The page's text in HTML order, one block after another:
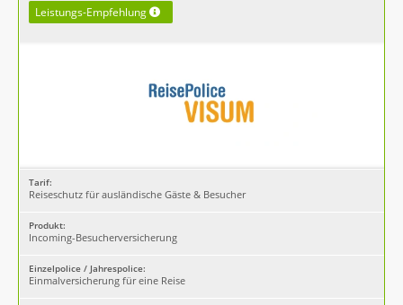
Leistungs-Empfehlung
Tarif:
Reiseschutz für ausländische Gäste & Besucher
Produkt:
Incoming-Besucherversicherung
Einzelpolice / Jahrespolice:
Einmalversicherung für eine Reise